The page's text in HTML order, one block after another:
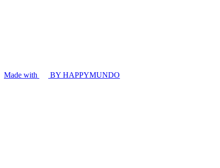
Made with BY HAPPYMUNDO